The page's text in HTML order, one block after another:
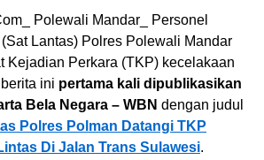
Polewali Mandar_ Personel
Lantas) Polres Polewali Mandar
Kejadian Perkara (TKP) kecelakaan
ini pertama kali dipublikasikan
Bela Negara – WBN dengan judul
Polres Polman Datangi TKP
Di Jalan Trans Sulawesi.